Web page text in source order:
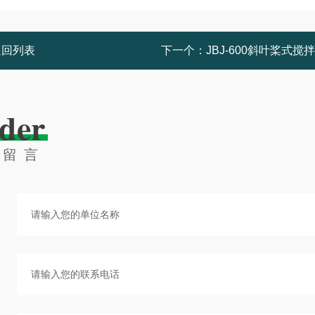
列表 下一个： JBJ-600斜叶桨式搅
言